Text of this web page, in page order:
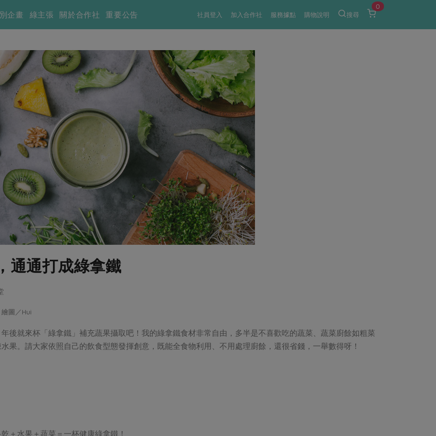
社員登入 加入合作社 服務據點 購物說明 搜尋
0
企畫 綠主張 關於合作社 重要公告
通通打成綠拿鐵
圖／Hui
後就來杯「綠拿鐵」補充蔬果攝取吧！我的綠拿鐵食材非常自由，多半是不喜歡吃的蔬菜、蔬菜廚餘如粗菜
果。請大家依照自己的飲食型態發揮創意，既能全食物利用、不用處理廚餘，還很省錢，一舉數得呀！
＋水果＋蔬菜＝一杯健康綠拿鐵！